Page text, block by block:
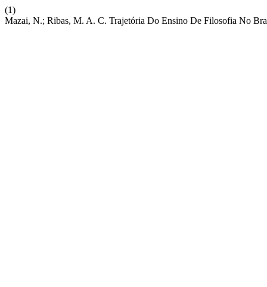
(1)
Mazai, N.; Ribas, M. A. C. Trajetória Do Ensino De Filosofia No